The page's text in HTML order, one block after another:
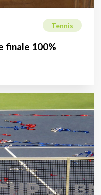
Tennis
finale 100%